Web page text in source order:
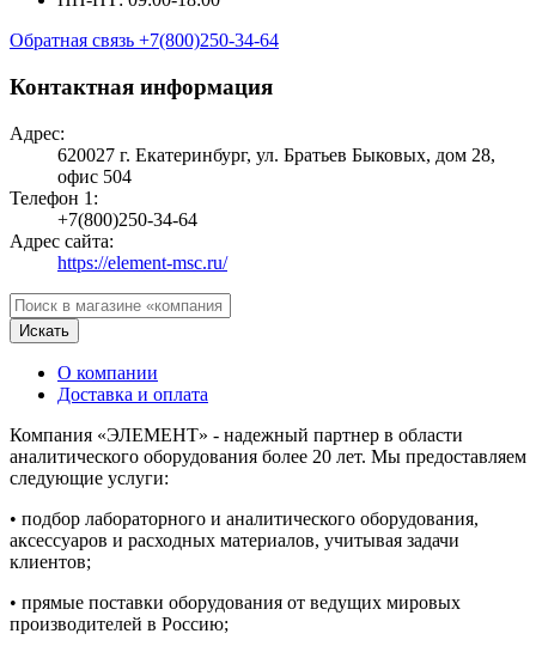
Обратная связь +7(800)250-34-64
Контактная информация
Адрес:
620027 г. Екатеринбург, ул. Братьев Быковых, дом 28,
офис 504
Телефон 1:
+7(800)250-34-64
Адрес сайта:
https://element-msc.ru/
Искать
О компании
Доставка и оплата
Компания «ЭЛЕМЕНТ» - надежный партнер в области
аналитического оборудования более 20 лет. Мы предоставляем
следующие услуги:
• подбор лабораторного и аналитического оборудования,
аксессуаров и расходных материалов, учитывая задачи
клиентов;
• прямые поставки оборудования от ведущих мировых
производителей в Россию;